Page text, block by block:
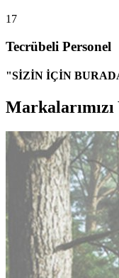
17
Tecrübeli Personel
"SİZİN İÇİN